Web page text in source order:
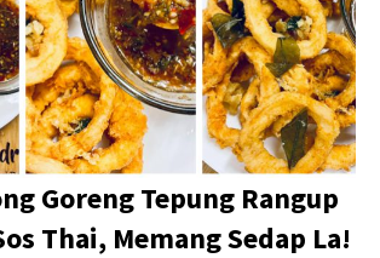
Goreng Tepung Rangup
Thai, Memang Sedap La!